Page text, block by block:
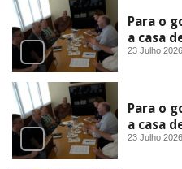
Para o
a casa
23 Julho 2026
Para o
a casa
23 Julho 2026